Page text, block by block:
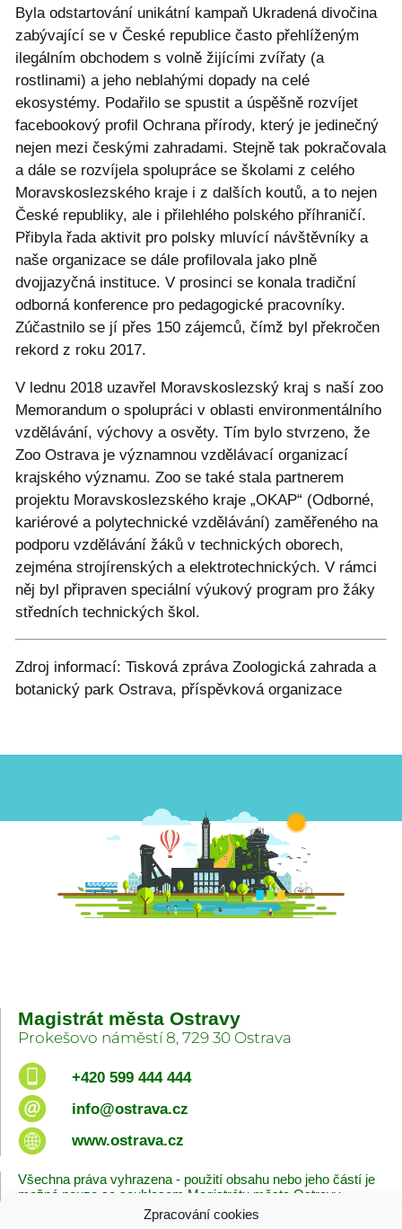
Zpracování cookies
Byla odstartování unikátní kampaň Ukradená divočina
zabývající se v České republice často přehlíženým
ilegálním obchodem s volně žijícími zvířaty (a
rostlinami) a jeho neblahými dopady na celé
ekosystémy. Podařilo se spustit a úspěšně rozvíjet
facebookový profil Ochrana přírody, který je jedinečný
nejen mezi českými zahradami. Stejně tak pokračovala
a dále se rozvíjela spolupráce se školami z celého
Moravskoslezského kraje i z dalších koutů, a to nejen
České republiky, ale i přilehlého polského příhraničí.
Přibyla řada aktivit pro polsky mluvící návštěvníky a
naše organizace se dále profilovala jako plně
dvojjazyčná instituce. V prosinci se konala tradiční
odborná konference pro pedagogické pracovníky.
Zúčastnilo se jí přes 150 zájemců, čímž byl překročen
rekord z roku 2017.
V lednu 2018 uzavřel Moravskoslezský kraj s naší zoo
Memorandum o spolupráci v oblasti environmentálního
vzdělávání, výchovy a osvěty. Tím bylo stvrzeno, že
Zoo Ostrava je významnou vzdělávací organizací
krajského významu. Zoo se také stala partnerem
projektu Moravskoslezského kraje „OKAP“ (Odborné,
kariérové a polytechnické vzdělávání) zaměřeného na
podporu vzdělávání žáků v technických oborech,
zejména strojírenských a elektrotechnických. V rámci
něj byl připraven speciální výukový program pro žáky
středních technických škol.
Zdroj informací: Tisková zpráva Zoologická zahrada a
botanický park Ostrava, příspěvková organizace
Magistrát města Ostravy
Prokešovo náměstí 8, 729 30 Ostrava
+420 599 444 444
info@ostrava.cz
www.ostrava.cz
Všechna práva vyhrazena - použití obsahu nebo jeho částí je
možné pouze se souhlasem Magistrátu města Ostravy.